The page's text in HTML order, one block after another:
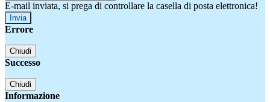
E-mail inviata, si prega di controllare la casella di posta elettronica!
Errore
Chiudi
Successo
Chiudi
Informazione